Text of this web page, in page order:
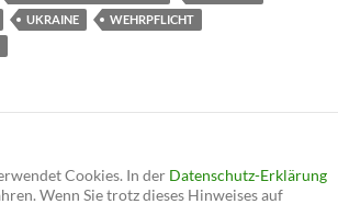
UKRAINE
WEHRPFLICHT
Cookies. In der Datenschutz-Erklärung
Wenn Sie trotz dieses Hinweises auf